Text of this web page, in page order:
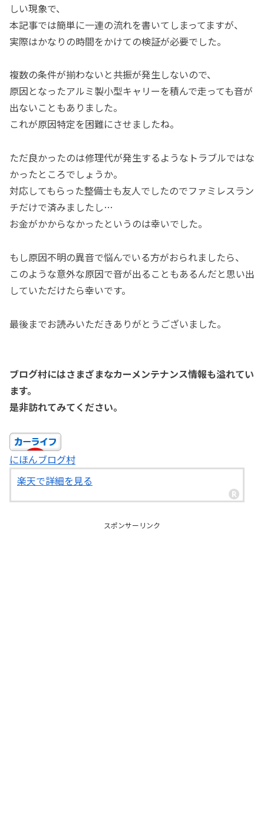
しい現象で、
本記事では簡単に一連の流れを書いてしまってますが、
実際はかなりの時間をかけての検証が必要でした。
複数の条件が揃わないと共振が発生しないので、
原因となったアルミ製小型キャリーを積んで走っても音が
出ないこともありました。
これが原因特定を困難にさせましたね。
ただ良かったのは修理代が発生するようなトラブルではな
かったところでしょうか。
対応してもらった整備士も友人でしたのでファミレスラン
チだけで済みましたし…
お金がかからなかったというのは幸いでした。
もし原因不明の異音で悩んでいる方がおられましたら、
このような意外な原因で音が出ることもあるんだと思い出
していただけたら幸いです。
最後までお読みいただきありがとうございました。
ブログ村にはさまざまなカーメンテナンス情報も溢れてい
ます。
是非訪れてみてください。
にほんブログ村
楽天で詳細を見る
スポンサーリンク